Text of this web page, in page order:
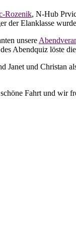
Rozenik, N-Hub
der Elanklasse
unsere
Abendquiz löste
Janet und Christan
Fahrt und wir